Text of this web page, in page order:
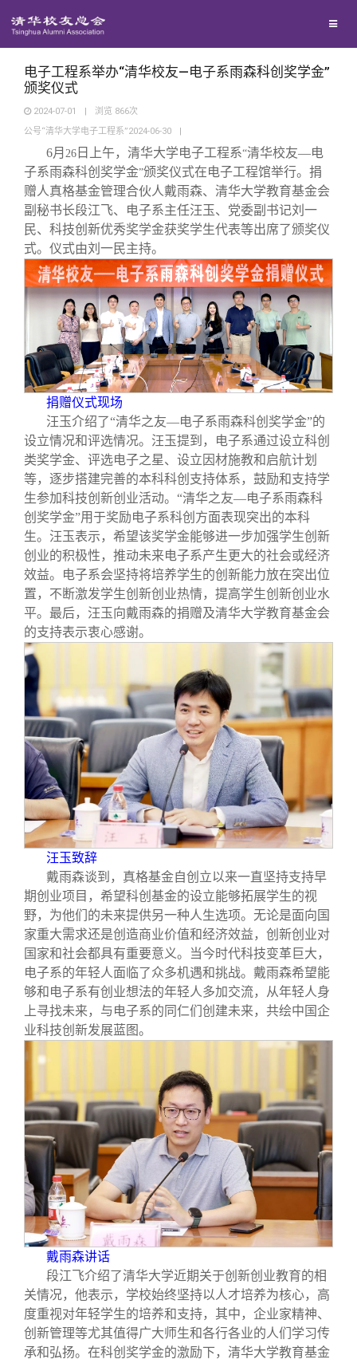
地区联络
年级联络
院系校友工作
专业委员会
兴趣群体
西南联大校友会
回馈母校
捐赠项目
捐赠新闻
捐赠纪事
捐赠方法
义工计划
媒体平台
《清华校友通讯》
《水木清华》
我要订阅
新媒体平台
百年清华
清华人物
清华故事
青春风采
校友文苑
校友视界
校友服务
终身学习
信息化服务
三创大赛
校友总会
总会简介
会长致辞
理事会名单
制度法规
联系我们
关闭
电子工程系举办“清华校友—电子系雨森科创奖学金”
颁奖仪式
2024-07-01 | 浏览 866次
公号“清华大学电子工程系”2024-06-30
|
6月 26 日上午，清华大学电子工程系“清华校友—电
子系雨森科创奖学金”颁奖仪式在电子工程馆举行。捐
赠人真格基金管理合伙人戴雨森、清华大学教育基金会
副秘书长段江飞、电子系主任汪玉、党委副书记刘一
民、科技创新优秀奖学金获奖学生代表等出席了颁奖仪
式。仪式由刘一民主持。
捐赠仪式现场
汪玉介绍了“清华之友—电子系雨森科创奖学金”的
设立情况和评选情况。汪玉提到，电子系通过设立科创
类奖学金、评选电子之星、设立因材施教和启航计划
等，逐步搭建完善的本科科创支持体系，鼓励和支持学
生参加科技创新创业活动。“清华之友—电子系雨森科
创奖学金”用于奖励电子系科创方面表现突出的本科
生。汪玉表示，希望该奖学金能够进一步加强学生创新
创业的积极性，推动未来电子系产生更大的社会或经济
效益。电子系会坚持将培养学生的创新能力放在突出位
置，不断激发学生创新创业热情，提高学生创新创业水
平。最后，汪玉向戴雨森的捐赠及清华大学教育基金会
的支持表示衷心感谢。
汪玉致辞
戴雨森谈到，真格基金自创立以来一直坚持支持早
期创业项目，希望科创基金的设立能够拓展学生的视
野，为他们的未来提供另一种人生选项。无论是面向国
家重大需求还是创造商业价值和经济效益，创新创业对
国家和社会都具有重要意义。当今时代科技变革巨大，
电子系的年轻人面临了众多机遇和挑战。戴雨森希望能
够和电子系有创业想法的年轻人多加交流，从年轻人身
上寻找未来，与电子系的同仁们创建未来，共绘中国企
业科技创新发展蓝图。
戴雨森讲话
段江飞介绍了清华大学近期关于创新创业教育的相
关情况，他表示，学校始终坚持以人才培养为核心，高
度重视对年轻学生的培养和支持，其中，企业家精神、
创新管理等尤其值得广大师生和各行各业的人们学习传
承和弘扬。在科创奖学金的激励下，清华大学教育基金